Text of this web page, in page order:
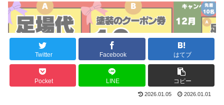
Twitter Facebook はてブ
Pocket LINE コピー
2026.01.05 2026.01.01